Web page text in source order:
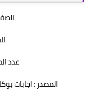
عدد
المصدر : اجابات